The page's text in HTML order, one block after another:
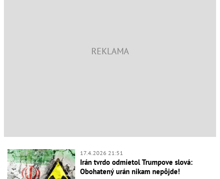
17.4.2026 21:51
Irán tvrdo odmietol Trumpove slová:
Obohatený urán nikam nepôjde!